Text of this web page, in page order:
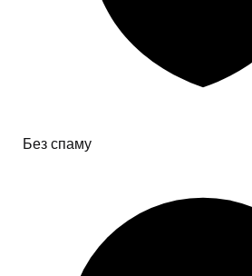
Без спаму